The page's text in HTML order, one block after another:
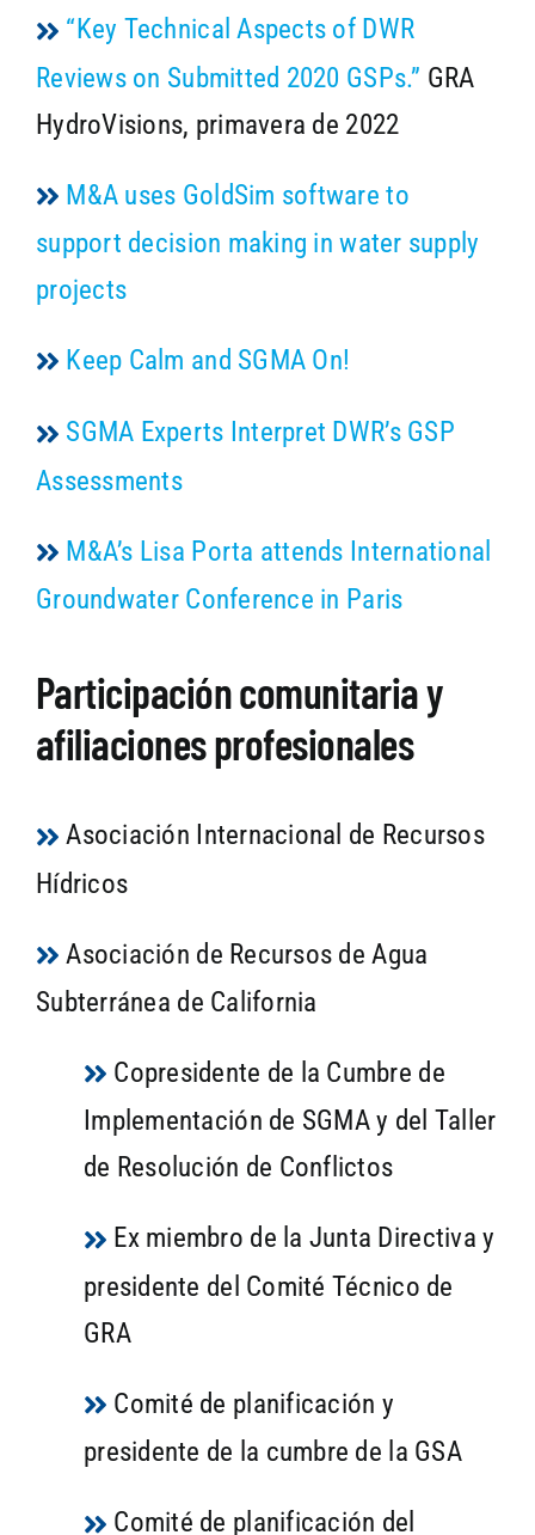
“Key Technical Aspects of DWR
Reviews on Submitted 2020 GSPs.” GRA
HydroVisions, primavera de 2022
M&A uses GoldSim software to
support decision making in water supply
projects
Keep Calm and SGMA On!
SGMA Experts Interpret DWR’s GSP
Assessments
M&A’s Lisa Porta attends International
Groundwater Conference in Paris
Participación comunitaria y
afiliaciones profesionales
Asociación Internacional de Recursos
Hídricos
Asociación de Recursos de Agua
Subterránea de California
Copresidente de la Cumbre de
Implementación de SGMA y del Taller
de Resolución de Conflictos
Ex miembro de la Junta Directiva y
presidente del Comité Técnico de
GRA
Comité de planificación y
presidente de la cumbre de la GSA
Comité de planificación del